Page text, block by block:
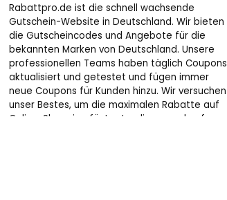
Rabattpro.de ist die schnell wachsende
Gutschein-Website in Deutschland. Wir bieten
die Gutscheincodes und Angebote für die
bekannten Marken von Deutschland. Unsere
professionellen Teams haben täglich Coupons
aktualisiert und getestet und fügen immer
neue Coupons für Kunden hinzu. Wir versuchen
unser Bestes, um die maximalen Rabatte auf
Online-Shopping für Leute, die gerne kaufen, zu